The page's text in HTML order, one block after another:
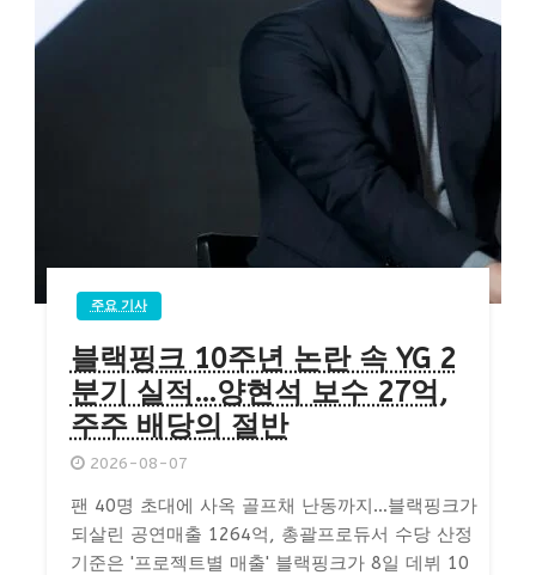
주요 기사
블랙핑크 10주년 논란 속 YG 2
분기 실적…양현석 보수 27억,
주주 배당의 절반
2026-08-07
팬 40명 초대에 사옥 골프채 난동까지…블랙핑크가
되살린 공연매출 1264억, 총괄프로듀서 수당 산정
기준은 '프로젝트별 매출' 블랙핑크가 8일 데뷔 10